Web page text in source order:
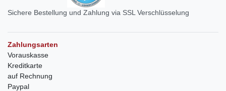
Sichere Bestellung und Zahlung via SSL Verschlüsselung
Zahlungsarten
Vorauskasse
Kreditkarte
auf Rechnung
Paypal